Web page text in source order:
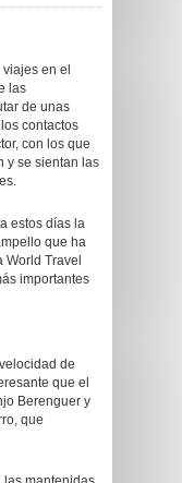
en el
las
de unas
contactos
con los que
y se sientan las
días la
que ha
Travel
importantes
de
que el
Berenguer y
que